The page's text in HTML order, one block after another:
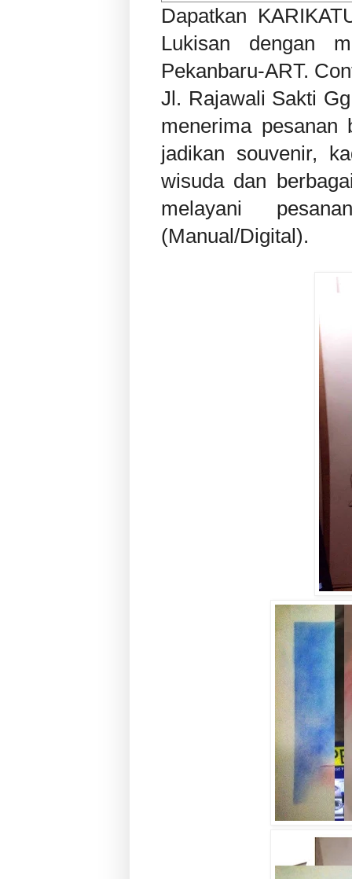
Dapatkan
Lukisan dengan
Pekanbaru-ART.
Jl. Rajawali Sakti
menerima pesanan
jadikan souvenir,
wisuda dan
melayani
(Manual/Digital).